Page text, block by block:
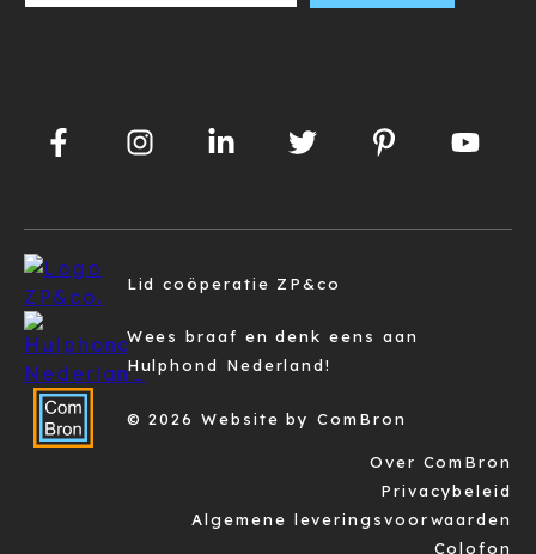
Lid coöperatie ZP&co
Wees braaf en denk eens aan
Hulphond Nederland!
© 2026 Website by ComBron
Over ComBron
Privacybeleid
Algemene leveringsvoorwaarden
Colofon